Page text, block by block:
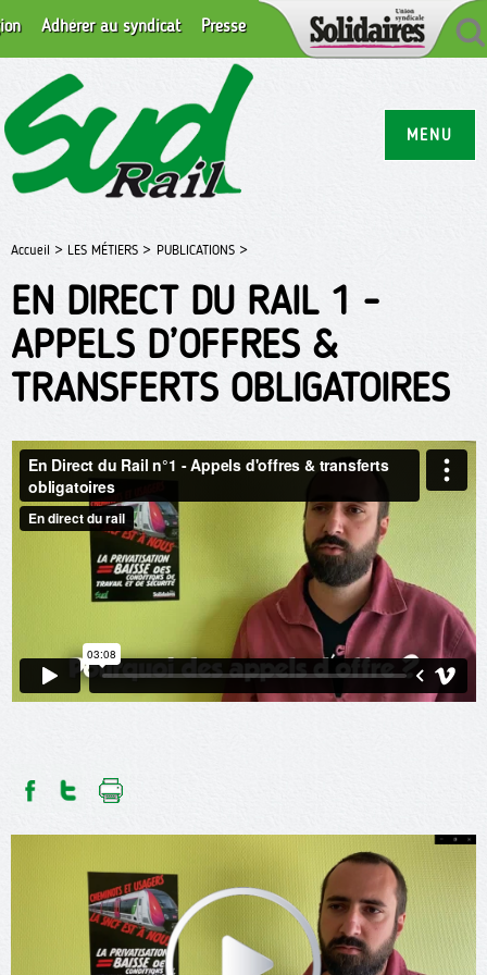
MENU
Adhérer au syndicat Presse
Accueil > LES MÉTIERS > PUBLICATIONS >
EN DIRECT DU RAIL 1 -
APPELS D’OFFRES &
TRANSFERTS OBLIGATOIRES